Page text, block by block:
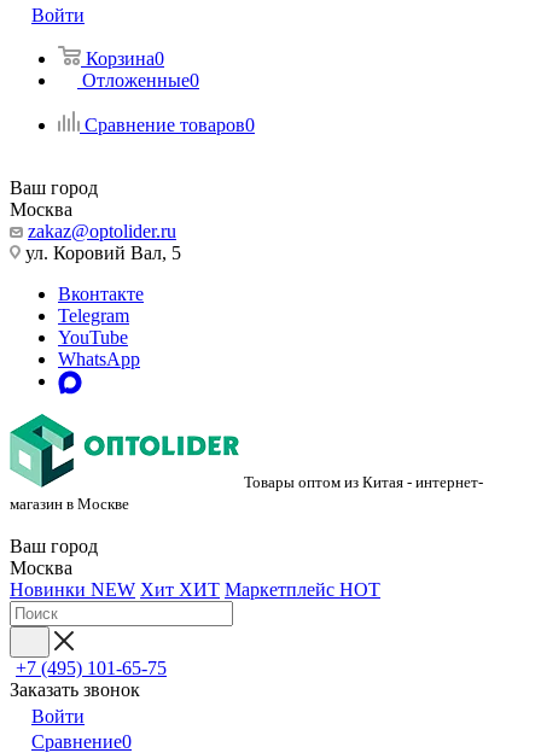
Войти
Корзина0
Отложенные0
Сравнение товаров0
Ваш город
Москва
zakaz@optolider.ru
ул. Коровий Вал, 5
Вконтакте
Telegram
YouTube
WhatsApp
Товары оптом из Китая - интернет-
магазин в Москве
Ваш город
Москва
Новинки NEW Хит ХИТ Маркетплейс HOT
+7 (495) 101-65-75
Заказать звонок
Войти
Сравнение0